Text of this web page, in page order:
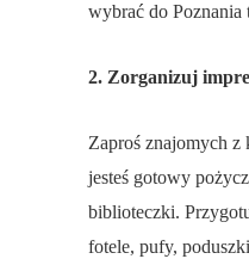
wybrać do Poznania
2. Zorganizuj
Zaproś znajomych z
jesteś gotowy
biblioteczki.
fotele, pufy,